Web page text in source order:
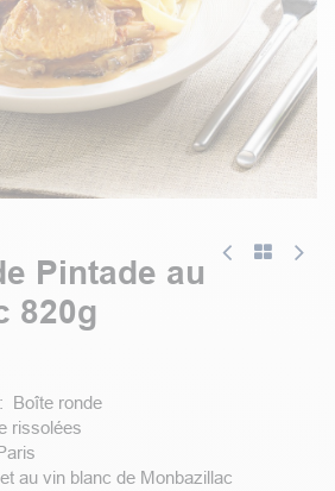
Pintade au
820g
Boîte ronde
rissolées
au vin blanc de Monbazillac